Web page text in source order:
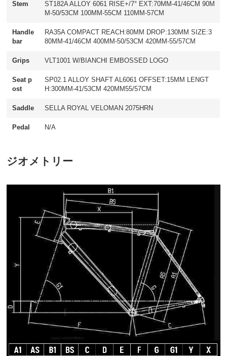
Stem
ST182A ALLOY 6061 RISE+/7° EXT:70MM-41/46CM 90M
M-50/53CM 100MM-55CM 110MM-57CM
Handle
bar
RA35A COMPACT REACH:80MM DROP:130MM SIZE:3
80MM-41/46CM 400MM-50/53CM 420MM-55/57CM
Grips VLT1001 W/BIANCHI EMBOSSED LOGO
Seat p
ost
SP02.1 ALLOY SHAFT AL6061 OFFSET:15MM LENGT
H:300MM-41/53CM 420MM55/57CM
Saddle SELLA ROYAL VELOMAN 2075HRN
Pedal N/A
ジオメトリー